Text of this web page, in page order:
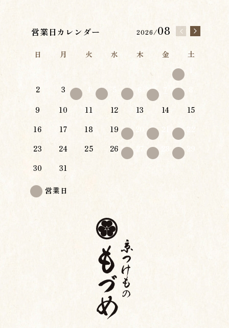
営業日カレンダー 2026/08
日 月 火 水 木 金
土
2
3
9
10 11 12 13 14
15
16
17 18 19 21
23
24 25 26
30
31
営業日